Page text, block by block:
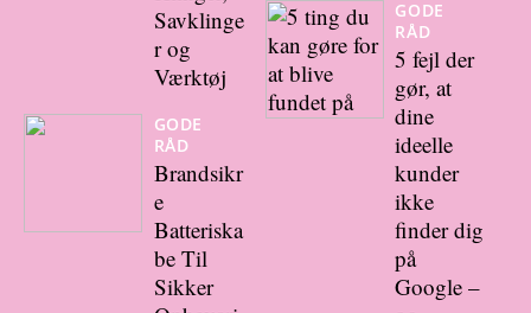
Savklinge
r og
Værktøj
GODE
RÅD
Brandsikr
e
Batteriska
be Til
Sikker
GODE
RÅD
5 fejl der
gør, at
dine
ideelle
kunder
ikke
finder dig
på
Google –